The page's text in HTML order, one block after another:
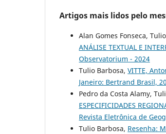
Artigos mais lidos pelo
Alan Gomes Fonseca,
ANÁLISE TEXTUAL E
Observatorium - 2024
Tulio Barbosa, VITTE,
Janeiro: Bertrand Brasil,
Pedro da Costa Alamy,
ESPECIFICIDADES
Revista Eletrônica de
Tulio Barbosa, Resenha: